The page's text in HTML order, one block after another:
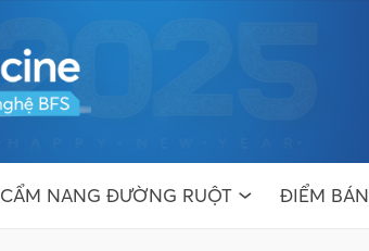
CẨM NANG ĐƯỜNG RUỘT ĐIỂM BÁN